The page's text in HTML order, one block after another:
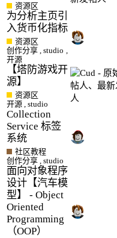
资源区
为分析主页引
入货币化指标
资源区
创作分享 ,studio
开源
【塔防游戏开
源】
资源区
开源 ,studio
Collection
Service 标签
系统
社区教程
创作分享 ,studio
面向对象程序
设计【汽车模
型】 - Object
Oriented
Programming
（OOP）